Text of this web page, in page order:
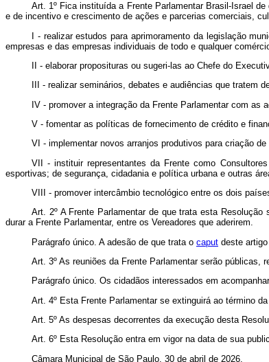
Art. 1º Fica instituída a Frente Parlamentar Brasil-Israel
e de incentivo e crescimento de ações e parcerias comerciais,
I - realizar estudos para aprimoramento da legislação
empresas e das empresas individuais de todo e qualquer
II - elaborar proposituras ou sugeri-las ao Chefe do
III - realizar seminários, debates e audiências que tratem
IV - promover a integração da Frente Parlamentar com as
V - fomentar as políticas de fornecimento de crédito e
VI - implementar novos arranjos produtivos para criação
VII - instituir representantes da Frente como
esportivas; de segurança, cidadania e política urbana e outras
VIII - promover intercâmbio tecnológico entre os dois
Art. 2ºA Frente Parlamentar de que trata esta Resolução
durar a Frente Parlamentar, entre os Vereadores que aderirem.
Parágrafo único. A adesão de que trata o caput deste
Art. 3º As reuniões da Frente Parlamentar serão públicas,
Parágrafo único. Os cidadãos interessados em
Art. 4º Esta Frente Parlamentar se extinguirá ao término
Art. 5º As despesas decorrentes da execução desta
Art. 6º Esta Resolução entra em vigor na data de sua
Câmara Municipal de São Paulo, 30 de abril de 2026.